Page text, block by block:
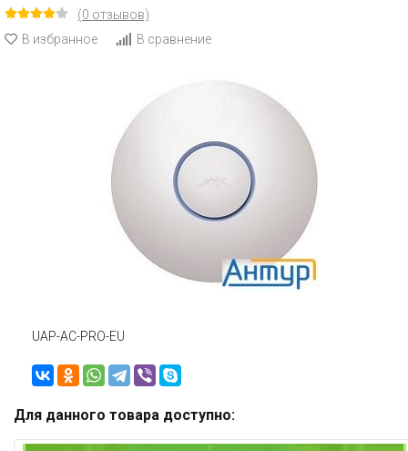
(0 отзывов)
В избранное
В сравнение
UAP-AC-PRO-EU
Для данного товара доступно: